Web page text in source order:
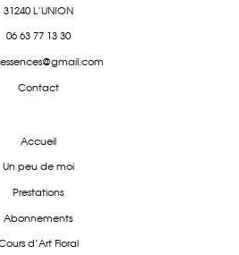
31240 L'UNION
06 63 77 13 30
Contact
Accueil
Un peu de moi
Prestations
Abonnements
d'Art Floral